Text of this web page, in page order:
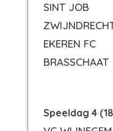
SINT JOB
EKEREN FC
BRASSCHAAT
Speeldag 4